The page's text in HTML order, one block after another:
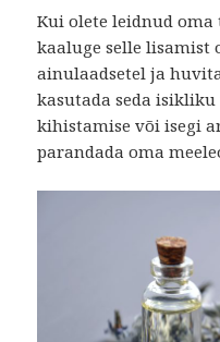
Kui olete leidnud
kaaluge selle
ainulaadsetel ja
kasutada seda
kihistamise või isegi
parandada oma